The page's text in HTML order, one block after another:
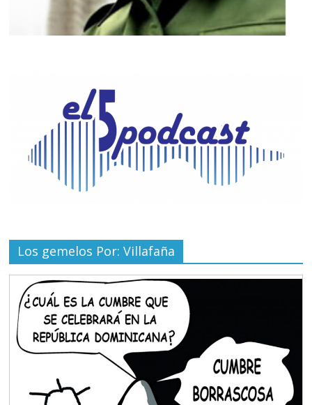
Los gemelos Por: Villafaña